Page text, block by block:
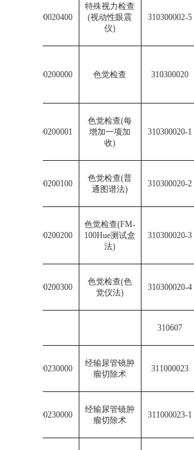
003103000020400
特殊视力检查
(视动性眼震
仪)
310300002-5
003103000200000 色觉检查 310300020
003103000200001
色觉检查(每
增加一项加
收)
310300020-1
003103000200100
色觉检查(普
通图谱法)
310300020-2
003103000200200
色觉检查(FM-
100Hue测试盒
法)
310300020-3
003103000200300
色觉检查(色
觉仪法)
310300020-4
310607
003110000230000
经输尿管镜肿
瘤切除术
311000023
003110000230000
经输尿管镜肿
瘤切除术
311000023-1